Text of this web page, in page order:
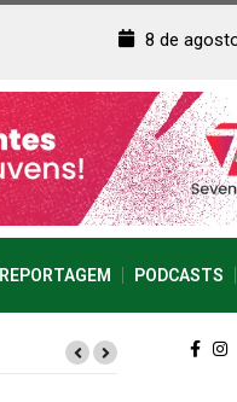
8 de
REPORTAGEM PODCASTS